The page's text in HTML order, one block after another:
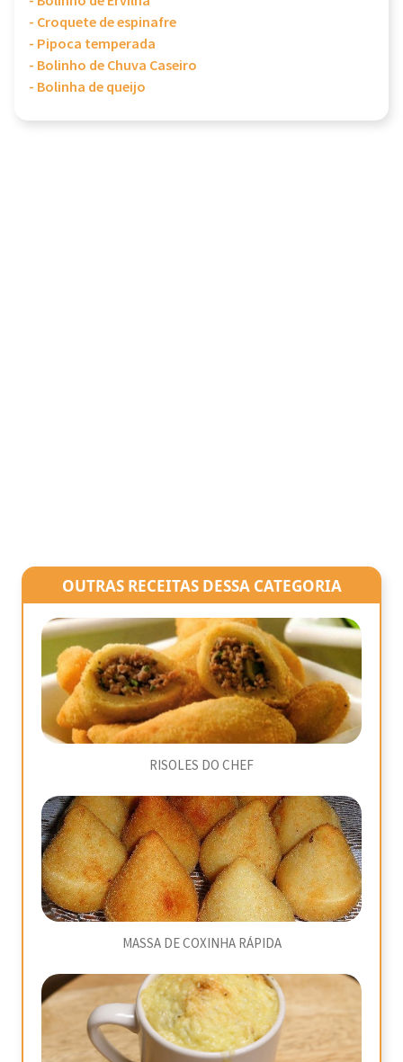
- Croquete de espinafre
- Pipoca temperada
- Bolinho de Chuva Caseiro
- Bolinha de queijo
OUTRAS RECEITAS DESSA CATEGORIA
RISOLES DO CHEF
MASSA DE COXINHA RÁPIDA